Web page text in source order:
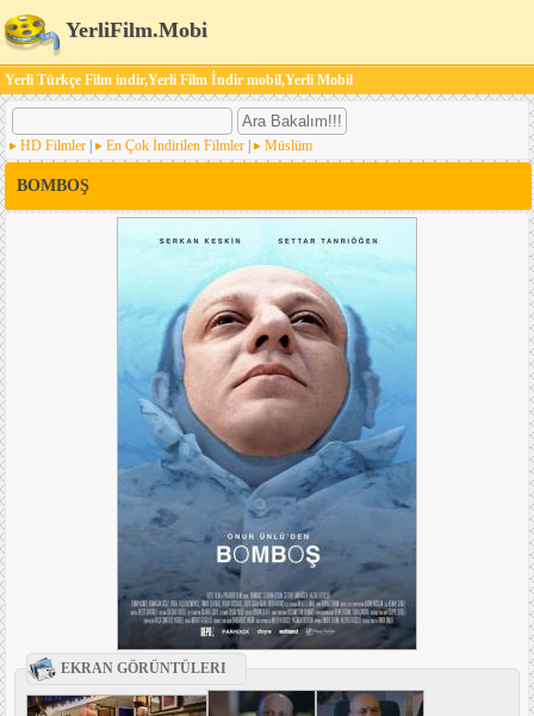
YerliFilm.Mobi
Yerli Türkçe Film indir,Yerli Film İndir mobil,Yerli Mobil
HD Filmler En Çok İndirilen Filmler Müslüm
BOMBOŞ
EKRAN GÖRÜNTÜLERI